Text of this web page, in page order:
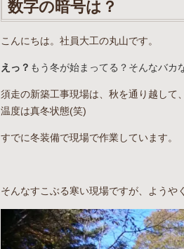
数字の暗号は？
こんにちは。社員大工の丸山です。
えっ？ もう冬が始まってる？そんなバ
須走の新築工事現場は、秋を通り越して
温度は真冬状態(笑)
すでに冬装備で現場で作業しています。
そんなすこぶる寒い現場ですが、ようや